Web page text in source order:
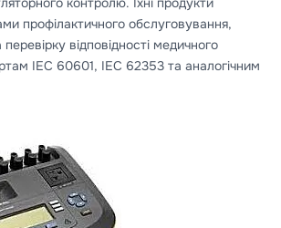
профілактичного обслуговування,
відповідності медичного
IEC 60601, IEC 62353 та аналогічним